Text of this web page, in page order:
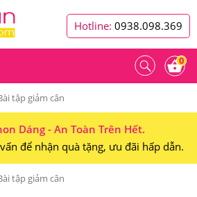
Hotline: 0938.098.369
0
tập giảm cân
Dáng - An Toàn Trên Hết.
để nhận quà tặng, ưu đãi hấp dẫn.
tập giảm cân